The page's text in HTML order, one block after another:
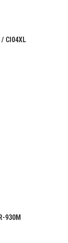
CI04XL
930M